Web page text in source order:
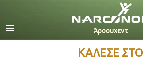
ΚΑΛΕΣΕ ΣΤΟ